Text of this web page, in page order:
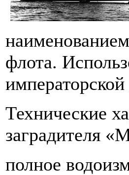
флота.
Технические
заградителя
полное